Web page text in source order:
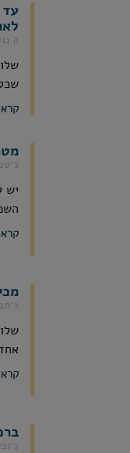
עד
ה׳
כ״ט
יש
כ״ח
כ״ו